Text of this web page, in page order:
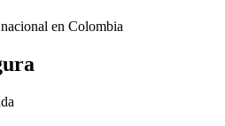
en Colombia